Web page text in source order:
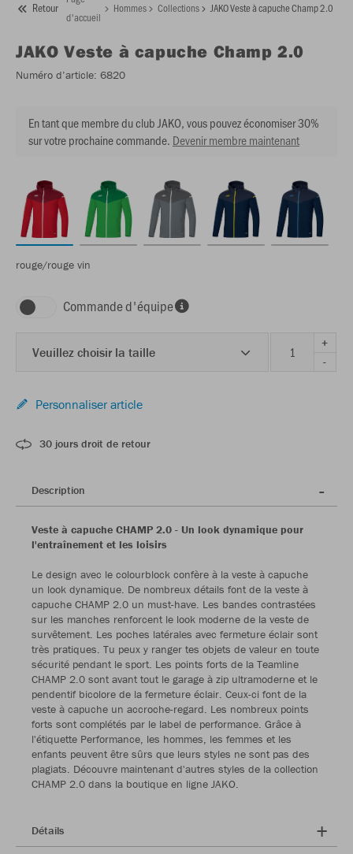
Retour
d'accueil
Hommes Collections JAKO Veste à capuche Champ 2.0
JAKO Veste à capuche Champ 2.0
Numéro d’article: 6820
En tant que membre du club JAKO, vous pouvez économiser 30%
sur votre prochaine commande. Devenir membre maintenant
rouge/rouge vin
Commande d'équipe
Veuillez choisir la taille
+
-
Personnaliser article
30 jours droit de retour
Description
Veste à capuche CHAMP 2.0 - Un look dynamique pour
l'entraînement et les loisirs
Le design avec le colourblock confère à la veste à capuche
un look dynamique. De nombreux détails font de la veste à
capuche CHAMP 2.0 un must-have. Les bandes contrastées
sur les manches renforcent le look moderne de la veste de
survêtement. Les poches latérales avec fermeture éclair sont
très pratiques. Tu peux y ranger tes objets de valeur en toute
sécurité pendant le sport. Les points forts de la Teamline
CHAMP 2.0 sont avant tout le garage à zip ultramoderne et le
pendentif bicolore de la fermeture éclair. Ceux-ci font de la
veste à capuche un accroche-regard. Les nombreux points
forts sont complétés par le label de performance. Grâce à
l'étiquette Performance, les hommes, les femmes et les
enfants peuvent être sûrs que leurs styles ne sont pas des
plagiats. Découvre maintenant d'autres styles de la collection
CHAMP 2.0 dans la boutique en ligne JAKO.
Détails